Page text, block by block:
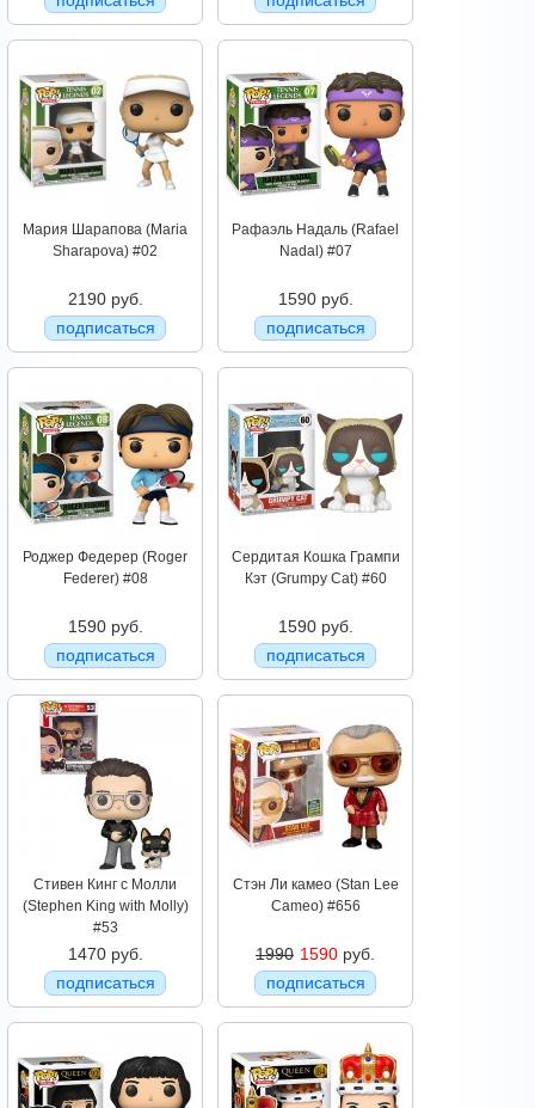
Мария Шарапова (Maria
Sharapova) #02
2190 руб.
подписаться
Рафаэль Надаль (Rafael
Nadal) #07
1590 руб.
подписаться
Роджер Федерер (Roger
Federer) #08
1590 руб.
подписаться
Сердитая Кошка Грампи
Кэт (Grumpy Cat) #60
1590 руб.
подписаться
Стивен Кинг с Молли
(Stephen King with Molly)
#53
1470 руб.
подписаться
Стэн Ли камео (Stan Lee
Cameo) #656
1990 1590 руб.
подписаться